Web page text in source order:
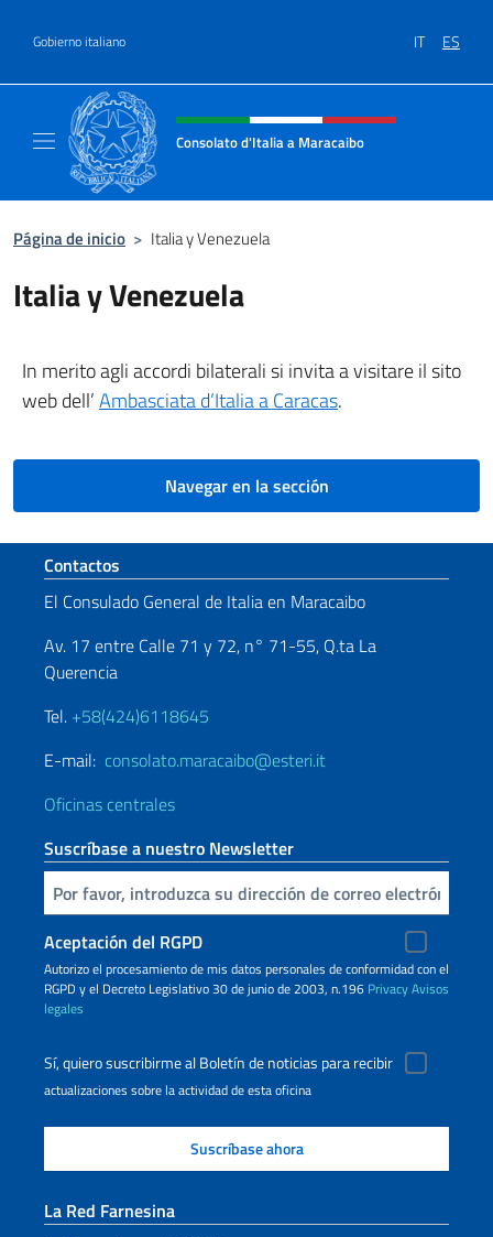
Gobierno italiano IT ES
Encabezado del sitio web,
Consolato d'Italia a Maracaibo
Página de inicio > Italia y Venezuela
Italia y Venezuela
In merito agli accordi bilaterali si invita a visitare il sito
web dell’Ambasciata d’Italia a Caracas.
Navegar en la sección
Sezione footer
Contactos
El Consulado General de Italia en Maracaibo
Av. 17 entre Calle 71 y 72, n° 71-55, Q.ta La
Querencia
Tel. +58(424)6118645
E-mail: consolato.maracaibo@esteri.it
Oficinas centrales
Suscríbase a nuestro Newsletter
Inserta tu correo electronico
Aceptación del RGPD
Autorizo ​​el procesamiento de mis datos personales de conformidad con el
RGPD y el Decreto Legislativo 30 de junio de 2003, n.196 PrivacyAvisos
legales
Sí, quiero suscribirme al Boletín de noticias para recibir
actualizaciones sobre la actividad de esta oficina
La Red Farnesina